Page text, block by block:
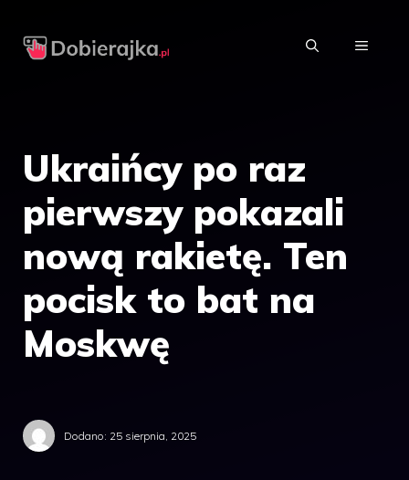
MENU
Ukraińcy po raz
pierwszy pokazali
nową rakietę. Ten
pocisk to bat na
Moskwę
Dodano: 25 sierpnia, 2025